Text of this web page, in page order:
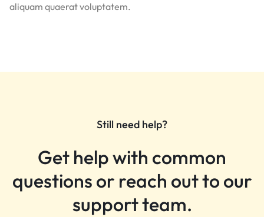
aliquam quaerat voluptatem.
Still need help?
Get help with common
questions or reach out to our
support team.